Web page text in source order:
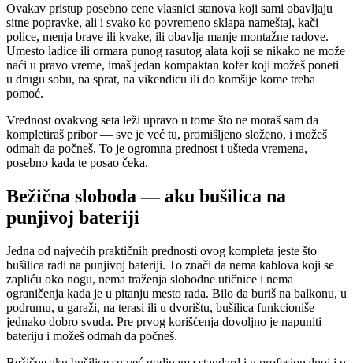
Ovakav pristup posebno cene vlasnici stanova koji sami obavljaju
sitne popravke, ali i svako ko povremeno sklapa nameštaj, kači
police, menja brave ili kvake, ili obavlja manje montažne radove.
Umesto ladice ili ormara punog rasutog alata koji se nikako ne može
naći u pravo vreme, imaš jedan kompaktan kofer koji možeš poneti
u drugu sobu, na sprat, na vikendicu ili do komšije kome treba
pomoć.
Vrednost ovakvog seta leži upravo u tome što ne moraš sam da
kompletiraš pribor — sve je već tu, promišljeno složeno, i možeš
odmah da počneš. To je ogromna prednost i ušteda vremena,
posebno kada te posao čeka.
Bežična sloboda — aku bušilica na
punjivoj bateriji
Jedna od najvećih praktičnih prednosti ovog kompleta jeste što
bušilica radi na punjivoj bateriji. To znači da nema kablova koji se
zapliću oko nogu, nema traženja slobodne utičnice i nema
ograničenja kada je u pitanju mesto rada. Bilo da buriš na balkonu, u
podrumu, u garaži, na terasi ili u dvorištu, bušilica funkcioniše
jednako dobro svuda. Pre prvog korišćenja dovoljno je napuniti
bateriju i možeš odmah da počneš.